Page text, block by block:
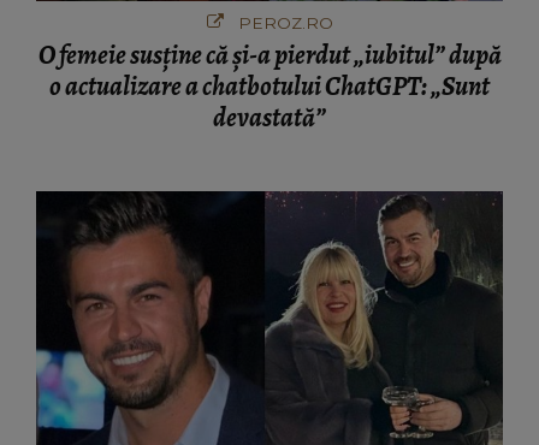
PEROZ.RO
O femeie susține că și-a pierdut „iubitul” după
o actualizare a chatbotului ChatGPT: „Sunt
devastată”